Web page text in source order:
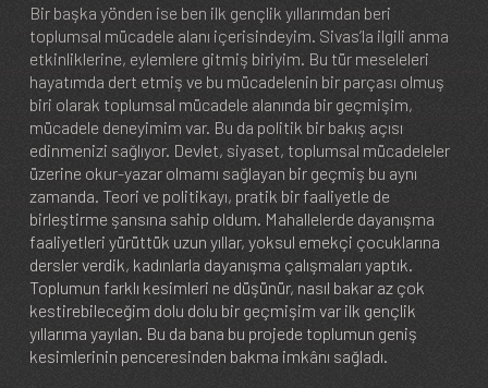
Bir başka yönden ise ben ilk gençlik yıllarımdan beri
toplumsal mücadele alanı içerisindeyim. Sivas’la ilgili anma
etkinliklerine, eylemlere gitmiş biriyim. Bu tür meseleleri
hayatımda dert etmiş ve bu mücadelenin bir parçası olmuş
biri olarak toplumsal mücadele alanında bir geçmişim,
mücadele deneyimim var. Bu da politik bir bakış açısı
edinmenizi sağlıyor. Devlet, siyaset, toplumsal mücadeleler
üzerine okur-yazar olmamı sağlayan bir geçmiş bu aynı
zamanda. Teori ve politikayı, pratik bir faaliyetle de
birleştirme şansına sahip oldum. Mahallelerde dayanışma
faaliyetleri yürüttük uzun yıllar, yoksul emekçi çocuklarına
dersler verdik, kadınlarla dayanışma çalışmaları yaptık.
Toplumun farklı kesimleri ne düşünür, nasıl bakar az çok
kestirebileceğim dolu dolu bir geçmişim var ilk gençlik
yıllarıma yayılan. Bu da bana bu projede toplumun geniş
kesimlerinin penceresinden bakma imkânı sağladı.